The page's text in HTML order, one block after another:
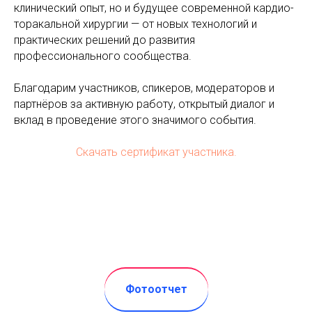
клинический опыт, но и будущее современной кардио-
торакальной хирургии — от новых технологий и
практических решений до развития
профессионального сообщества.
Благодарим участников, спикеров, модераторов и
партнёров за активную работу, открытый диалог и
вклад в проведение этого значимого события.
Скачать сертификат участника.
Фотоотчет